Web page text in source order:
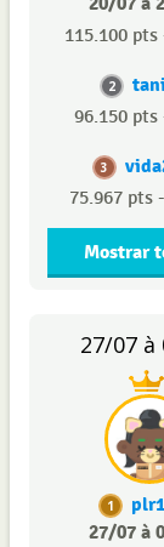
115.100 pts
2
96.150 pts
3
75.967 pts
Mostrar
27/07 à
1
27/07 à